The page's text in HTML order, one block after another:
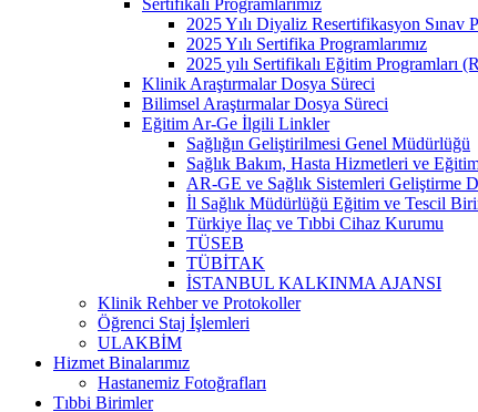
2025 Yılı Diyaliz Resertifikasyon Sınav
2025 Yılı Sertifika Programlarımız
2025 yılı Sertifikalı Eğitim Programları
Klinik Araştırmalar Dosya Süreci
Bilimsel Araştırmalar Dosya Süreci
Eğitim Ar-Ge İlgili Linkler
Sağlığın Geliştirilmesi Genel Müdürlüğü
Sağlık Bakım, Hasta Hizmetleri ve
AR-GE ve Sağlık Sistemleri Geliştirme
İl Sağlık Müdürlüğü Eğitim ve Tescil
Türkiye İlaç ve Tıbbi Cihaz Kurumu
TÜSEB
TÜBİTAK
İSTANBUL KALKINMA AJANSI
Klinik Rehber ve Protokoller
Öğrenci Staj İşlemleri
ULAKBİM
Hizmet Binalarımız
Hastanemiz Fotoğrafları
Tıbbi Birimler